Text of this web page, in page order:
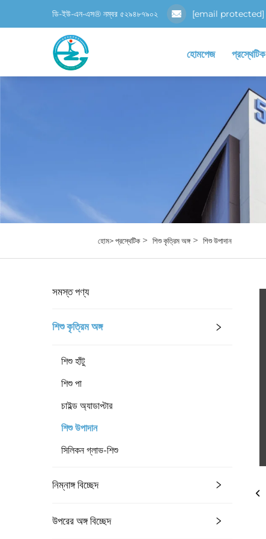
ডি-ইউ-এন-এস® নম্বর ৫২৯৪৮৭৯০২ [email protected]
হোমপেজ প্রস্থেটিক
হোম>প্রস্থেটিক> শিশু কৃত্রিম অঙ্গ> শিশু উপাদান
সমস্ত পণ্য
শিশু কৃত্রিম অঙ্গ
শিশু হাঁটু
শিশু পা
চাইল্ড অ্যাডাপ্টার
শিশু উপাদান
সিলিকন গ্লাভ-শিশু
নিম্নাঙ্গ বিচ্ছেদ
উপরের অঙ্গ বিচ্ছেদ